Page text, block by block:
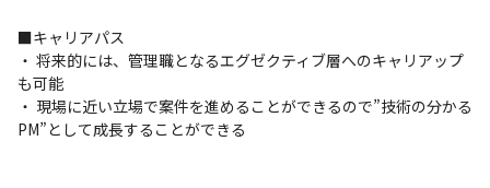
■キャリアパス
・ 将来的には、管理職となるエグゼクティブ層へのキャリアップ
も可能
・ 現場に近い立場で案件を進めることができるので”技術の分かる
PM”として成長することができる